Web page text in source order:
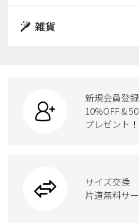
スニーカー
カジュアルシューズ
ワークシューズ
ウェア
ローファー
ブーツ
サンダル
スクール
ボディバッグ
ハンドバッグ
トートバッグ
雑貨
ケア用品
新規会員登
10%OFF &
プレゼント！
サイズ交換
片道無料サ